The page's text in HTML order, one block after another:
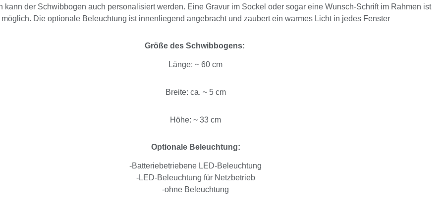
kann der Schwibbogen auch personalisiert werden. Eine Gravur im Sockel oder sogar eine Wunsch-Schrift im Rahmen ist
möglich. Die optionale Beleuchtung ist innenliegend angebracht und zaubert ein warmes Licht in jedes Fenster
Größe des Schwibbogens:
Länge: ~ 60 cm
Breite: ca. ~ 5 cm
Höhe: ~ 33 cm
Optionale Beleuchtung:
-Batteriebetriebene LED-Beleuchtung
-LED-Beleuchtung für Netzbetrieb
-ohne Beleuchtung